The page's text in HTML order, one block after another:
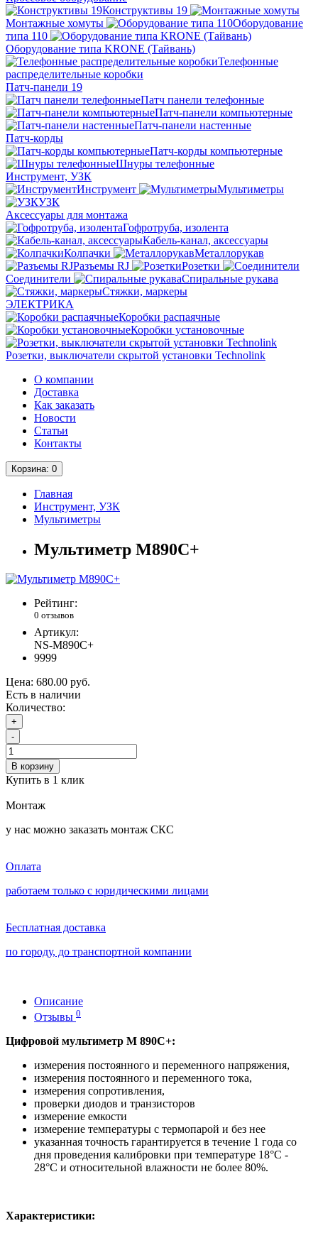
Конструктивы 19
Монтажные хомуты
Оборудование
типа 110
Оборудование типа KRONE (Тайвань)
Телефонные
распределительные коробки
Патч-панели 19
Патч панели телефонные
Патч-панели компьютерные
Патч-панели настенные
Патч-корды
Патч-корды компьютерные
Шнуры телефонные
Инструмент, УЗК
Инструмент
Мультиметры
УЗК
Аксессуары для монтажа
Гофротруба, изолента
Кабель-канал, аксессуары
Колпачки
Металлорукав
Разъемы RJ
Розетки
Соединители
Спиральные рукава
Стяжки, маркеры
ЭЛЕКТРИКА
Коробки распаячные
Коробки установочные
Розетки, выключатели скрытой установки Technolink
О компании
Доставка
Как заказать
Новости
Статьи
Контакты
Корзина: 0
Главная
Инструмент, УЗК
Мультиметры
Мультиметр M890C+
Рейтинг:
0 отзывов
Артикул:
NS-M890C+
9999
Цена: 680.00 руб.
Есть в наличии
Количество:
+
-
В корзину
Купить в 1 клик
Монтаж
у нас можно заказать монтаж СКС
Оплата
работаем только с юридическими лицами
Бесплатная доставка
по городу, до транспортной компании
Описание
Отзывы 0
Цифровой мультиметр М 890С+:
измерения постоянного и переменного напряжения,
измерения постоянного и переменного тока,
измерения сопротивления,
проверки диодов и транзисторов
измерение емкости
измерение температуры с термопарой и без нее
указанная точность гарантируется в течение 1 года со
дня проведения калибровки при температуре 18°С -
28°С и относительной влажности не более 80%.
Характеристики: